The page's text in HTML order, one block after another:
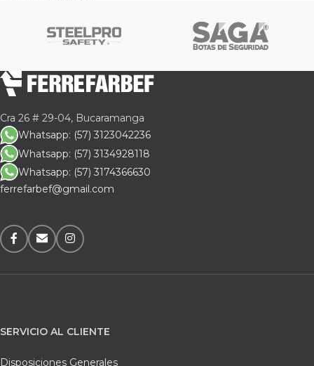
Cra 26 # 29-04, Bucaramanga
Whatsapp: (57) 3123042236
Whatsapp: (57) 3134928118
Whatsapp: (57) 3174366630
ferrefarbef@gmail.com
SERVICIO AL CLIENTE
Disposiciones Generales